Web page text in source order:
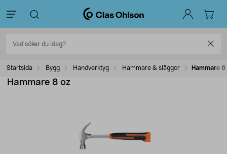
Startsida Bygg Handverktyg Hammare & släggor Hammare 8
Hammare 8 oz